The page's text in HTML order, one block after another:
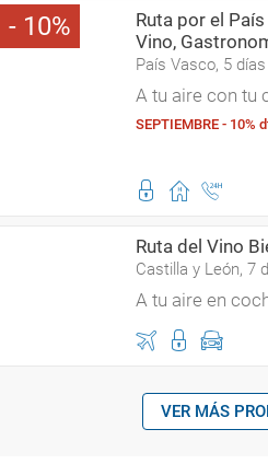
10
Ruta por el
Vino,
País Vasco, 5 días
A tu aire con tu
SEPTIEMBRE - 10%
Ruta del Vino
Castilla y León, 7
A tu aire en
VER MÁS